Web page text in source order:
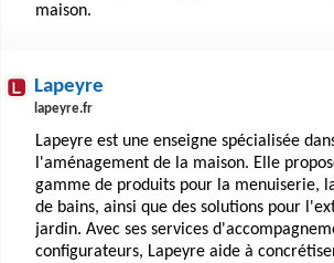
maison.
Lapeyre
lapeyre.fr
Lapeyre est une enseigne spécialisée
l'aménagement de la maison. Elle
gamme de produits pour la menuiserie,
de bains, ainsi que des solutions pour
jardin. Avec ses services
configurateurs, Lapeyre aide à